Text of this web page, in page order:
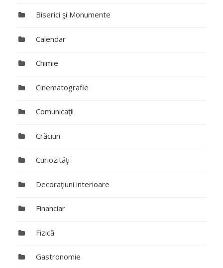
Biserici şi Monumente
Calendar
Chimie
Cinematografie
Comunicaţii
Crăciun
Curiozităţi
Decoraţiuni interioare
Financiar
Fizică
Gastronomie